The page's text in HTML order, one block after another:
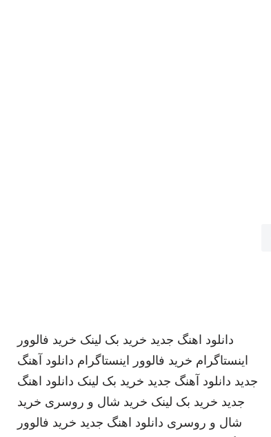
دانلود اهنگ جدید خرید بک لینک خرید فالوور
اینستاگرام خرید فالوور اینستاگرام دانلود آهنگ
جدید دانلود آهنگ جدید خرید بک لینک دانلود اهنگ
جدید خرید بک لینک خرید شال و روسری خرید
شال و روسری دانلود اهنگ جدید خرید فالوور